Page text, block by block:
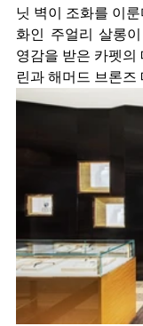
닛 벽이 조화를 이
화인 주얼리 살롱
영감을 받은 카펫의
린과 해머드 브론즈